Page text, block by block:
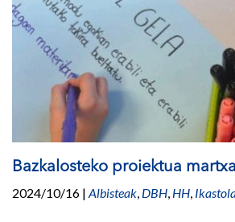
Bazkalosteko proiektua
2024/10/16 | Albisteak, DBH, HH,